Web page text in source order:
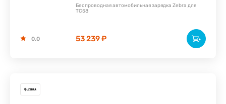
Беспроводная автомобильная зарядка Zebra для
TC58
53 239 ₽
0.0